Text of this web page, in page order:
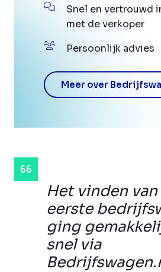
Het vinden
eerste
ging
snel via
Snel en vertrouwd
met de verkoper
Persoonlijk advies
Meer over